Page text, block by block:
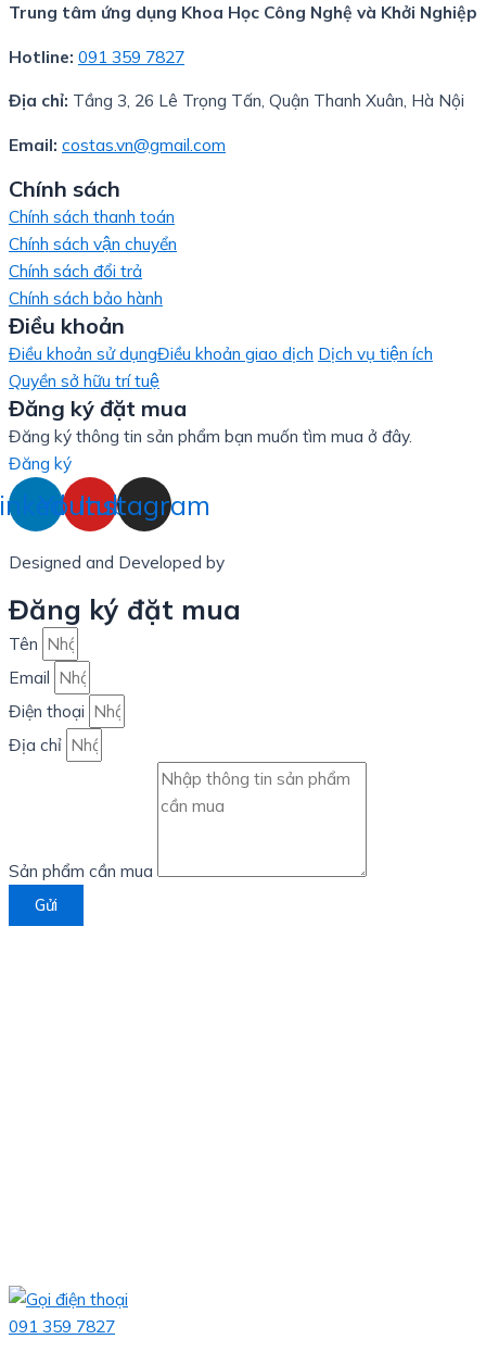
Trung tâm ứng dụng Khoa Học Công Nghệ và Khởi Nghiệp
Hotline: 091 359 7827
Địa chỉ: Tầng 3, 26 Lê Trọng Tấn, Quận Thanh Xuân, Hà Nội
Email: costas.vn@gmail.com
Chính sách
Chính sách thanh toán
Chính sách vận chuyển
Chính sách đổi trả
Chính sách bảo hành
Điều khoản
Điều khoản sử dụngĐiều khoản giao dịch Dịch vụ tiện ích
Quyền sở hữu trí tuệ
Đăng ký đặt mua
Đăng ký thông tin sản phẩm bạn muốn tìm mua ở đây.
Đăng ký
Youtube
Instagram
Designed and Developed by
Đăng ký đặt mua
Tên
Email
Điện thoại
Địa chỉ
Sản phẩm cần mua
Gửi
091 359 7827